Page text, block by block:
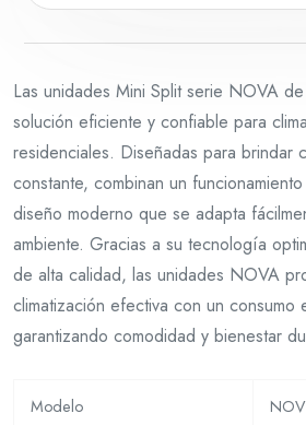
Las unidades Mini Split serie NOVA
solución eficiente y confiable para
residenciales. Diseñadas para brindar
constante, combinan un
diseño moderno que se adapta
ambiente. Gracias a su tecnología
de alta calidad, las unidades NOVA
climatización efectiva con un consumo
garantizando comodidad y bienestar
Modelo